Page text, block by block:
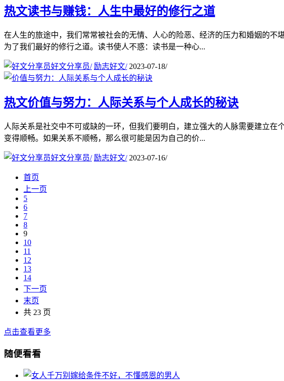
热文读书与赚钱：人生中最好的修行之道
在人生的旅途中，我们常常被社会的无情、人心的险恶、经济的压力和婚姻的
为了我们最好的修行之道。读书使人不惑：读书是一种心...
好文分享员/ 励志好文/ 2023-07-18/
热文价值与努力：人际关系与个人成长的秘诀
人际关系是社交中不可或缺的一环，但我们要明白，建立强大的人脉需要建立
变得顺畅。如果关系不顺畅，那么很可能是因为自己的价...
好文分享员/ 励志好文/ 2023-07-16/
首页
上一页
5
6
7
8
9
10
11
12
13
14
下一页
末页
共 23 页
点击查看更多
随便看看